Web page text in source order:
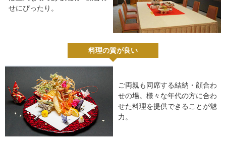
せにぴったり。
料理の質が良い
ご両親も同席する結納・顔合わ
せの場。様々な年代の方に合わ
せた料理を提供できることが魅
力。